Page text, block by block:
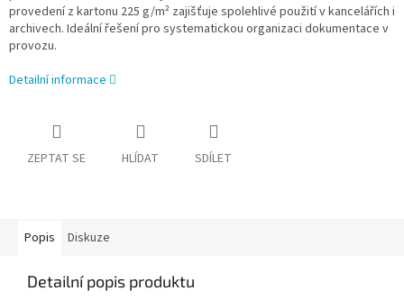
provedení z kartonu 225 g/m² zajišťuje spolehlivé použití v kancelářích i
archivech. Ideální řešení pro systematickou organizaci dokumentace v
provozu.
Detailní informace
ZEPTAT SE HLÍDAT SDÍLET
Popis Diskuze
Detailní popis produktu